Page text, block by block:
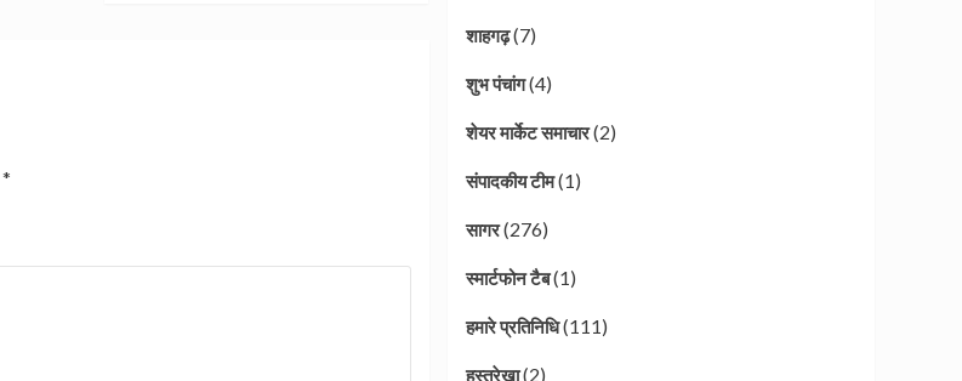
*
शाहगढ़(7)
शुभ पंचांग(4)
शेयर मार्केट समाचार(2)
संपादकीय टीम(1)
सागर(276)
स्मार्टफोन टैब(1)
हमारे प्रतिनिधि(111)
हस्तरेखा(2)